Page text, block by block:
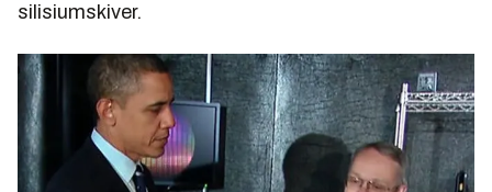
silisiumskiver.